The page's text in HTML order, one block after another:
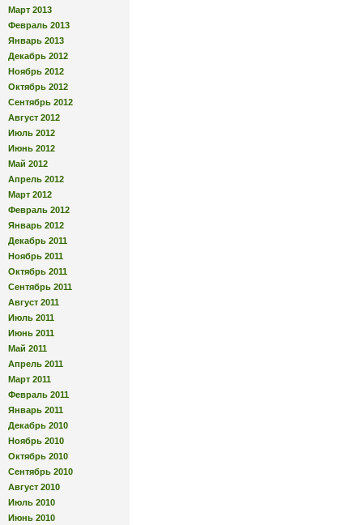
Март 2013
Февраль 2013
Январь 2013
Декабрь 2012
Ноябрь 2012
Октябрь 2012
Сентябрь 2012
Август 2012
Июль 2012
Июнь 2012
Май 2012
Апрель 2012
Март 2012
Февраль 2012
Январь 2012
Декабрь 2011
Ноябрь 2011
Октябрь 2011
Сентябрь 2011
Август 2011
Июль 2011
Июнь 2011
Май 2011
Апрель 2011
Март 2011
Февраль 2011
Январь 2011
Декабрь 2010
Ноябрь 2010
Октябрь 2010
Сентябрь 2010
Август 2010
Июль 2010
Июнь 2010